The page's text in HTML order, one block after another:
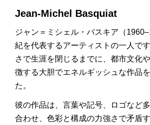
Jean-Michel Basquiat
ジャン＝ミシェル・バスキア（
紀を代表するアーティストの一人で
さで生涯を閉じるまでに、都市文化
徴する大胆でエネルギッシュな作品
た。
彼の作品は、言葉や記号、ロゴなど
合わせ、色彩と構成の力強さで矛盾